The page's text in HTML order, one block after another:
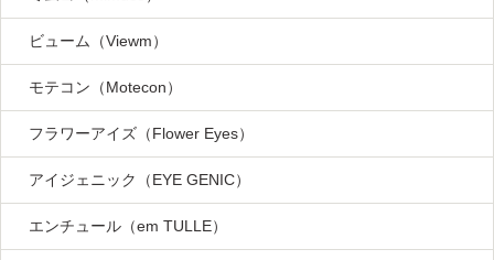
ビューム（Viewm）
モテコン（Motecon）
フラワーアイズ（Flower Eyes）
アイジェニック（EYE GENIC）
エンチュール（em TULLE）